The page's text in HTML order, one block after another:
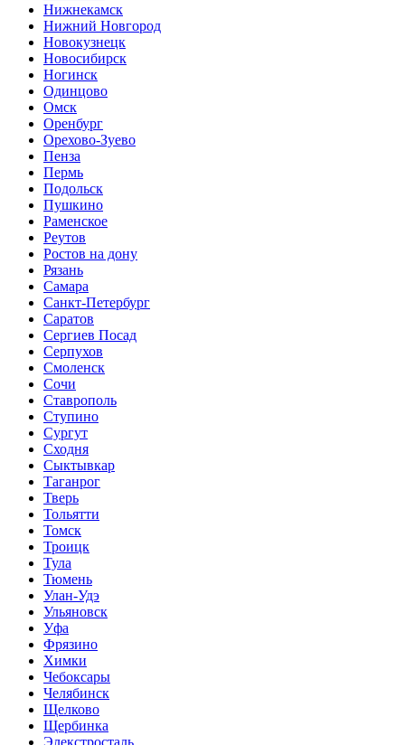
Нижнекамск
Нижний Новгород
Новокузнецк
Новосибирск
Ногинск
Одинцово
Омск
Оренбург
Орехово-Зуево
Пенза
Пермь
Подольск
Пушкино
Раменское
Реутов
Ростов на дону
Рязань
Самара
Санкт-Петербург
Саратов
Сергиев Посад
Серпухов
Смоленск
Сочи
Ставрополь
Ступино
Сургут
Сходня
Сыктывкар
Таганрог
Тверь
Тольятти
Томск
Троицк
Тула
Тюмень
Улан-Удэ
Ульяновск
Уфа
Фрязино
Химки
Чебоксары
Челябинск
Щелково
Щербинка
Элекстросталь